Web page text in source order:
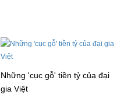
Những 'cục gỗ' tiền tỷ của đại
gia Việt